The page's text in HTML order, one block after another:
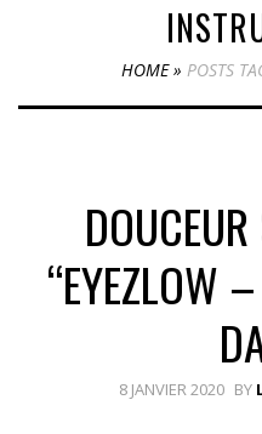
HOME» POSTS
“EYEZLOW
8 JANVIER 2020 BY